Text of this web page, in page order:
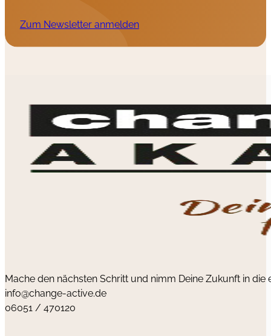
Zum Newsletter anmelden
Mache den nächsten Schritt und nimm Deine Zukunft in die
info@change-active.de
06051 / 470120